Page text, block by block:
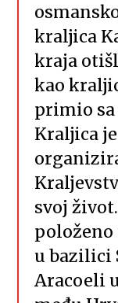
kraljica
kraja
kao
primio
Kraljica
svoj
položeno
u bazilici
Aracoeli